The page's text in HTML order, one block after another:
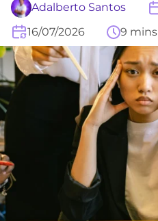
Adalberto Santos
16/07/2026
9 mins